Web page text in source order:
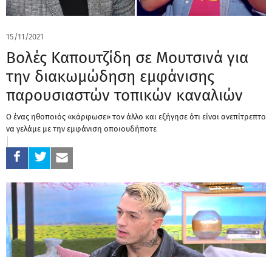
15/11/2021
Βολές Καπουτζίδη σε Μουτσινά για
την διακωμώδηση εμφάνισης
παρουσιαστών τοπικών καναλιών
Ο ένας ηθοποιός «κάρφωσε» τον άλλο και εξήγησε ότι είναι ανεπίτρεπτο
να γελάμε με την εμφάνιση οποιουδήποτε